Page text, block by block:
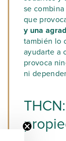
se
que
y una
también lo
ayudarte a
provoca
ni